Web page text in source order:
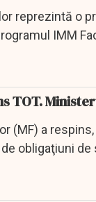
reprezintă o
IMM
TOT.
(MF) a
obligaţiuni